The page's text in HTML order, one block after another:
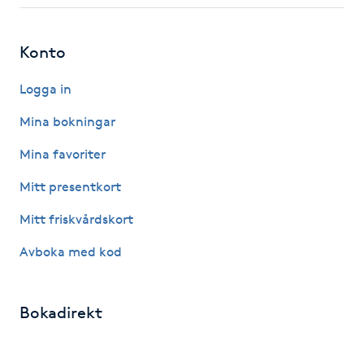
Huduppstramning
Hudvård
Hyperhidros
Hårborttagning
Konto
Logga in
Mina bokningar
Mina favoriter
Mitt presentkort
Mitt friskvårdskort
Avboka med kod
Bokadirekt